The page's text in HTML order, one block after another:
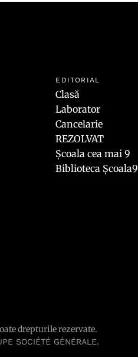
EDITORIAL
Clasă
Laborator
Cancelarie
REZOLVAT
Școala cea mai 9
Biblioteca Școala9
drepturile rezervate.
SOCIÉTÉ GÉNÉRALE.